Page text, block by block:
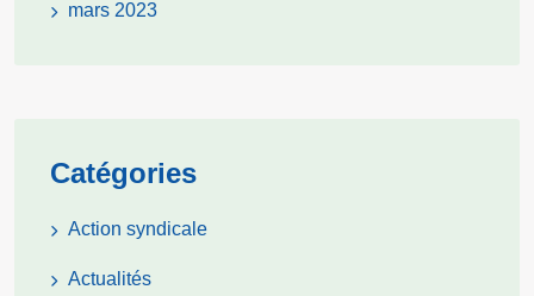
mars 2023
Catégories
Action syndicale
Actualités